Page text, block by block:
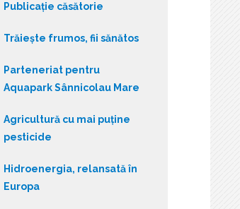
Publicație căsătorie
Trăiește frumos, fii sănătos
Parteneriat pentru
Aquapark Sânnicolau Mare
Agricultură cu mai puține
pesticide
Hidroenergia, relansată în
Europa